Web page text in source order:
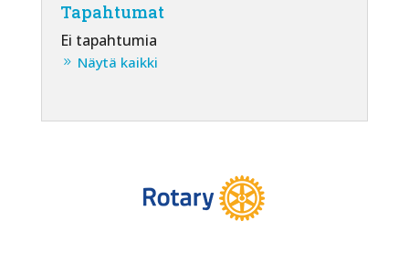
Tapahtumat
Ei tapahtumia
Näytä kaikki